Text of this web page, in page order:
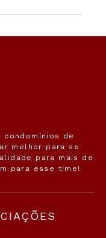
condomínios de
melhor para se
para mais de
para esse time!